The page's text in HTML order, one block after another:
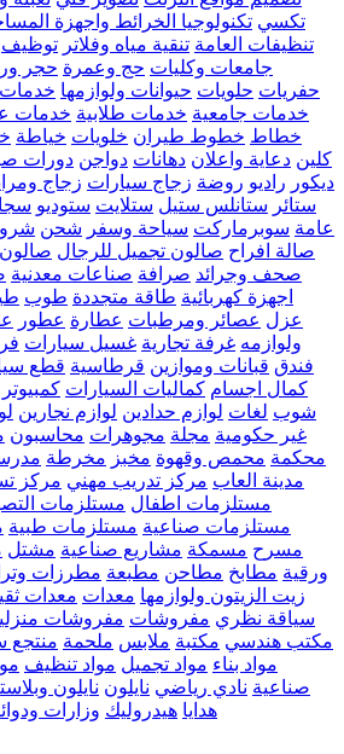
تكسي تكنولوجيا الخرائط واجهزة
تنظيفات العامة تنقية مياه وفلاتر توظيف
جامعات وكليات حج وعمرة حجر
حفريات حلويات حيوانات ولوازمها خدمات
خدمات جامعية خدمات طلابية خدمات
خطاط خطوط طيران خلويات خياطة
كلين دعاية واعلان دهانات دواجن دورات
ديكور راديو روضة زجاج سيارات زجاج
ستائر ستانلس ستيل ستلايت ستوديو
عامة سوبرماركت سياحة وسفر شحن
صالة افراح صالون تجميل للرجال
صحف وجرائد صرافة صناعات معدنية
اجهزة كهربائية طاقة متجددة طوب
عزل عصائر ومرطبات عطارة عطور
ولوازمه غرفة تجارية غسيل سيارات
فندق قبانات وموازين قرطاسية قطع
كمال اجسام كماليات السيارات كمبيوتر
شوب لغات لوازم حدادين لوازم نجارين
غير حكومية مجلة مجوهرات محاسبون
محكمة محمص وقهوة مخبز مخرطة
مدينة العاب مركز تدريب مهني مركز
مستلزمات اطفال مستلزمات
مستلزمات صناعية مستلزمات طبية
مسرح مسمكة مشاريع صناعية مشتل
ورقية مطابخ مطاحن مطبعة مطرزات
زيت الزيتون ولوازمها معدات معدات
سياقة نظري مفروشات مفروشات
مكتب هندسي مكتبة ملابس ملحمة منتجع
مواد بناء مواد تجميل مواد تنظيف
صناعية نادي رياضي نايلون نايلون
هدايا هيدروليك وزارات